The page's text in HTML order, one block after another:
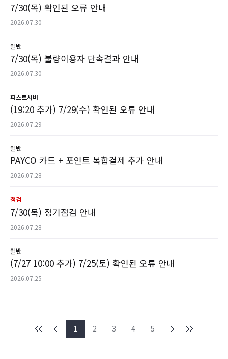
7/30(목) 확인된 오류 안내
2026.07.30
일반
7/30(목) 불량이용자 단속결과 안내
2026.07.30
퍼스트서버
(19:20 추가) 7/29(수) 확인된 오류 안내
2026.07.29
일반
PAYCO 카드 + 포인트 복합결제 추가 안내
2026.07.28
점검
7/30(목) 정기점검 안내
2026.07.28
일반
(7/27 10:00 추가) 7/25(토) 확인된 오류 안내
2026.07.25
1 2 3 4 5